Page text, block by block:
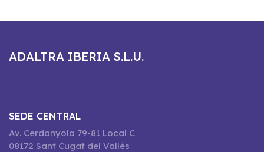
ADALTRA IBERIA S.L.U.
SEDE CENTRAL
Av. Cerdanyola 79-81 Local C
08172 Sant Cugat del Vallès